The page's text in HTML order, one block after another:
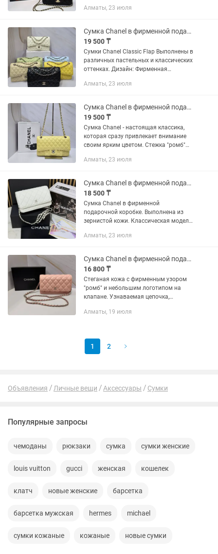
всем регионам Казахстана.
Алматы, 23 июля
Сумка Chanel в фирменной подарочной коробке
19 500 ₸
Сумки Chanel Classic Flap Выполнены в
различных пастельных и классических
оттенках. Дизайн: Фирменная
клапан. Гладкая кожа Фурнитура:
Алматы, 23 июля
Сумка Chanel в фирменной подарочной коробке
19 500 ₸
Сумка Chanel - настоящая классика,
которая сразу привлекает внимание
своим ярким цветом. Стежка "ромб"
фактуру. Яркий солнечный жёлтый,
Алматы, 23 июля
Сумка Chanel в фирменной подарочной коробке
18 500 ₸
Сумка Chanel в фирменной
подарочной коробке. Выполнена из
зернистой кожи. Классическая модель.
легендарным переплетенным
Фурнитура из...
Алматы, 23 июля
Сумка Chanel в фирменной подарочной коробке
16 800 ₸
Стеганая кожа с фирменным узором
"ромб" и небольшим логотипом на
клапане. Узнаваемая цепочка,
Компактная модель, размер 19 см/11
Алматы, 19 июля
1 2
Объявления Личные вещи Аксессуары Сумки
Популярные запросы
чемоданы рюкзаки сумка сумки женские
louis vuitton gucci женская кошелек
клатч новые женские барсетка
барсетка мужская hermes michael
сумки кожаные кожаные новые сумки